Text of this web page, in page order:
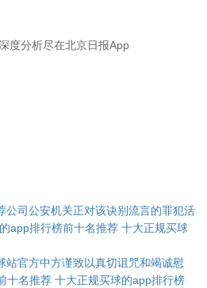
度分析尽在北京日报App
公司公安机关正对该诀别流言的罪犯活
app排行榜前十名推荐 十大正规买球
站官方中方谨致以真切诅咒和竭诚慰
十名推荐 十大正规买球的app排行榜